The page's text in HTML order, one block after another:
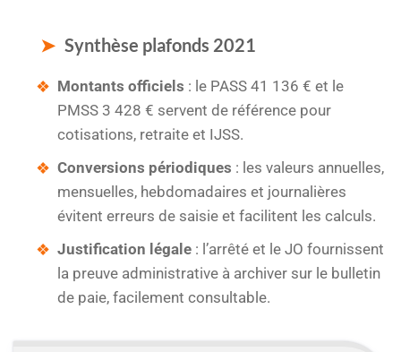
Synthèse plafonds 2021
Montants officiels : le PASS 41 136 € et le
PMSS 3 428 € servent de référence pour
cotisations, retraite et IJSS.
Conversions périodiques : les valeurs annuelles,
mensuelles, hebdomadaires et journalières
évitent erreurs de saisie et facilitent les calculs.
Justification légale : l’arrêté et le JO fournissent
la preuve administrative à archiver sur le bulletin
de paie, facilement consultable.